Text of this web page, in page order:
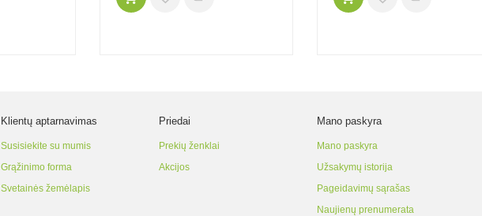
Klientų aptarnavimas
Susisiekite su mumis
Grąžinimo forma
Svetainės žemėlapis
Priedai
Prekių ženklai
Akcijos
Mano paskyra
Mano paskyra
Užsakymų istorija
Pageidavimų sąrašas
Naujienų prenumerata